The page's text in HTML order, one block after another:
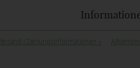
Versand-/Zahlungsinformationen